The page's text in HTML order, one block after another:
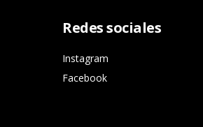
Redes sociales
Instagram
Facebook